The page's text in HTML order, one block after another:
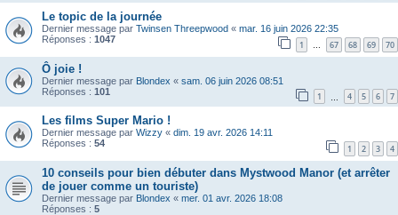
Le topic de la journée
Dernier message par Twinsen Threepwood « mar. 16 juin 2026 22:35
Réponses : 1047 1 … 67 68 69 70
Ô joie !
Dernier message par Blondex « sam. 06 juin 2026 08:51
Réponses : 101 1 4 5 6 7
Les films Super Mario !
Dernier message par Wizzy « dim. 19 avr. 2026 14:11
Réponses : 54 1 2 3 4
10 conseils pour bien débuter dans Mystwood Manor (et arrêter
de jouer comme un touriste)
Dernier message par Blondex « mer. 01 avr. 2026 18:08
Réponses : 5